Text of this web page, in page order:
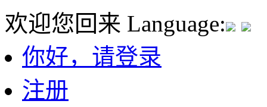
欢迎您回来 Language:
你好，请登录
注册